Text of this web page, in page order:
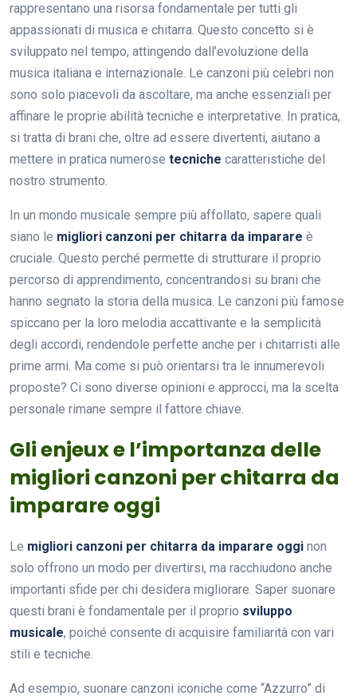
rappresentano una risorsa fondamentale per tutti gli
appassionati di musica e chitarra. Questo concetto si è
sviluppato nel tempo, attingendo dall’evoluzione della
musica italiana e internazionale. Le canzoni più celebri non
sono solo piacevoli da ascoltare, ma anche essenziali per
affinare le proprie abilità tecniche e interpretative. In pratica,
si tratta di brani che, oltre ad essere divertenti, aiutano a
mettere in pratica numerose tecniche caratteristiche del
nostro strumento.
In un mondo musicale sempre più affollato, sapere quali
siano le migliori canzoni per chitarra da imparare è
cruciale. Questo perché permette di strutturare il proprio
percorso di apprendimento, concentrandosi su brani che
hanno segnato la storia della musica. Le canzoni più famose
spiccano per la loro melodia accattivante e la semplicità
degli accordi, rendendole perfette anche per i chitarristi alle
prime armi. Ma come si può orientarsi tra le innumerevoli
proposte? Ci sono diverse opinioni e approcci, ma la scelta
personale rimane sempre il fattore chiave.
Gli enjeux e l’importanza delle
migliori canzoni per chitarra da
imparare oggi
Le migliori canzoni per chitarra da imparare oggi non
solo offrono un modo per divertirsi, ma racchiudono anche
importanti sfide per chi desidera migliorare. Saper suonare
questi brani è fondamentale per il proprio sviluppo
musicale, poiché consente di acquisire familiarità con vari
stili e tecniche.
Ad esempio, suonare canzoni iconiche come “Azzurro” di